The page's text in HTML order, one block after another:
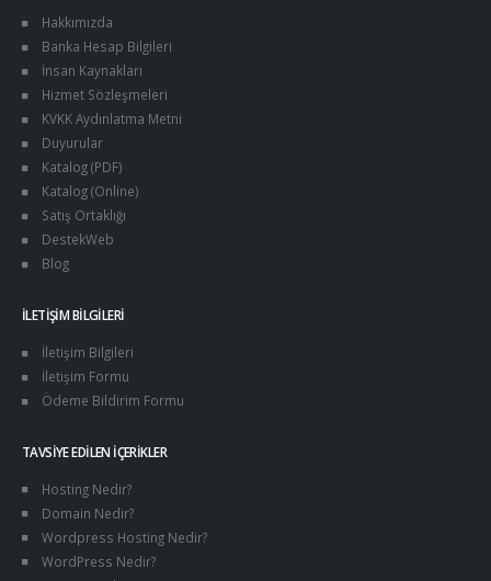
Hakkımızda
Banka Hesap Bilgileri
İnsan Kaynakları
Hizmet Sözleşmeleri
KVKK Aydınlatma Metni
Duyurular
Katalog (PDF)
Katalog (Online)
Satış Ortaklığı
DestekWeb
Blog
İLETIŞIM BILGILERI
İletişim Bilgileri
İletişim Formu
Ödeme Bildirim Formu
TAVSIYE EDILEN İÇERIKLER
Hosting Nedir?
Domain Nedir?
Wordpress Hosting Nedir?
WordPress Nedir?